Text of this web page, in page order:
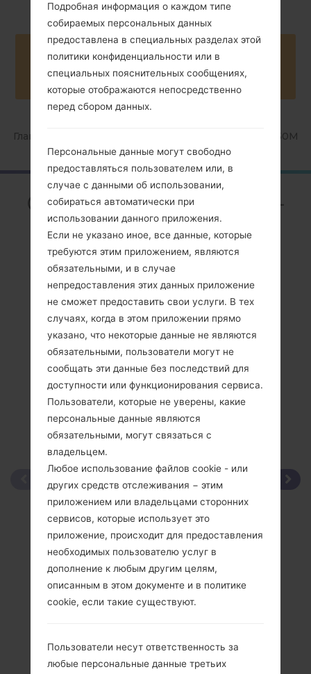
Buy accessories on Amazon
Главная SamsungSM-G850M
ОбзорSamsung SM-
G850MGalaxy Alpha
Сравнить
Подробная информация о каждом типе
собираемых персональных данных
предоставлена в специальных разделах этой
политики конфиденциальности или в
специальных пояснительных сообщениях,
которые отображаются непосредственно
перед сбором данных.
Персональные данные могут свободно
предоставляться пользователем или, в
случае с данными об использовании,
собираться автоматически при
использовании данного приложения.
Если не указано иное, все данные, которые
требуются этим приложением, являются
обязательными, и в случае
непредоставления этих данных приложение
не сможет предоставить свои услуги. В тех
случаях, когда в этом приложении прямо
указано, что некоторые данные не являются
обязательными, пользователи могут не
сообщать эти данные без последствий для
доступности или функционирования сервиса.
Пользователи, которые не уверены, какие
персональные данные являются
обязательными, могут связаться с
владельцем.
Любое использование файлов cookie - или
других средств отслеживания − этим
приложением или владельцами сторонних
сервисов, которые использует это
приложение, происходит для предоставления
необходимых пользователю услуг в
дополнение к любым другим целям,
описанным в этом документе и в политике
cookie, если такие существуют.
Пользователи несут ответственность за
любые персональные данные третьих